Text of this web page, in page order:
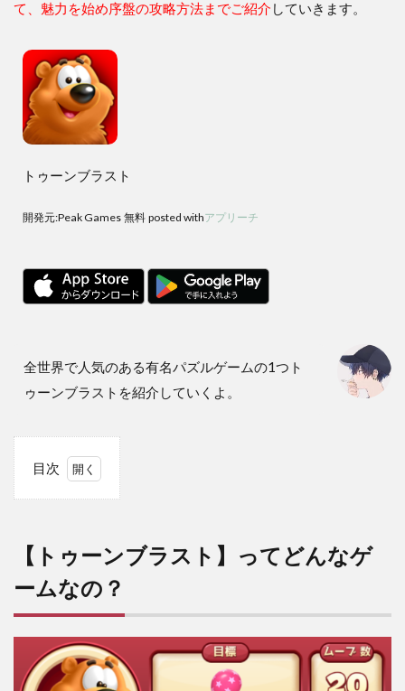
て、魅力を始め序盤の攻略方法までご紹介 していきます。
トゥーンブラスト
開発元:Peak Games 無料 posted withアプリーチ
全世界で人気のある有名パズルゲームの1つト
ゥーンブラストを紹介していくよ。
目次
ンブ
ラス
ト】
って
どん
ーム
な
の？
【トゥーンブラスト】ってどんなゲ
ームなの？